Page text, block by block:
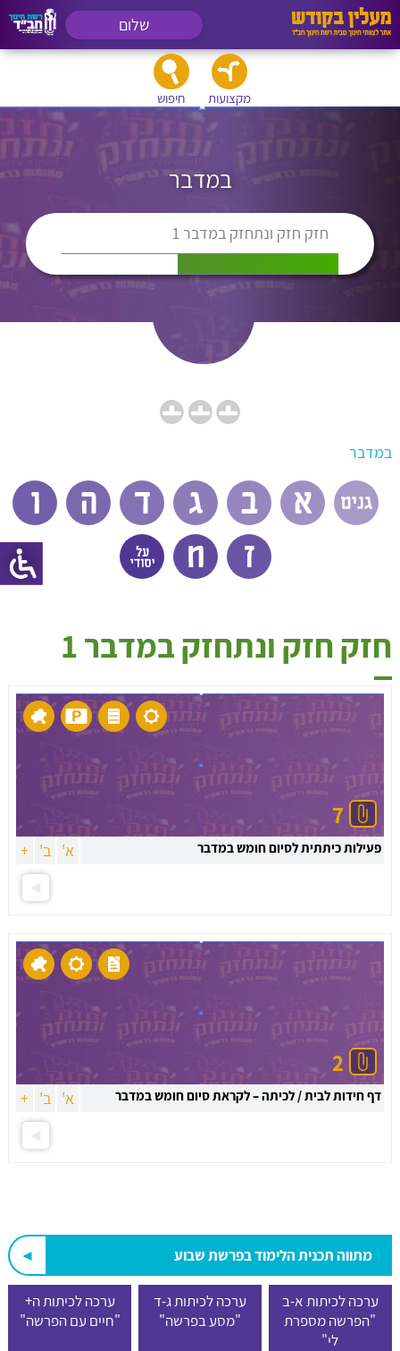
שלום
מקצועות חיפוש
במדבר
חזק חזק ונתחזק במדבר 1
במדבר
חזק חזק ונתחזק במדבר 1
7
פעילות כיתתית לסיום חומש במדבר א' ב' +
2
דף חידות לבית / לכיתה – לקראת סיום חומש במדבר א' ב' +
מתווה תכנית הלימוד בפרשת שבוע
ערכה לכיתות א-ב
"הפרשה מספרת
לי"
ערכה לכיתות ג-ד
"מסע בפרשה"
ערכה לכיתות ה+
"חיים עם הפרשה"